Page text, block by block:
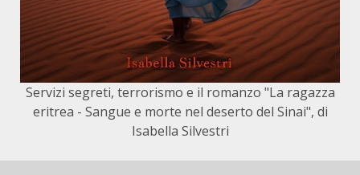
Servizi segreti, terrorismo e il romanzo "La ragazza
eritrea - Sangue e morte nel deserto del Sinai", di
Isabella Silvestri